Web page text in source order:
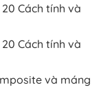
Cách tính và
Cách tính và
và máng